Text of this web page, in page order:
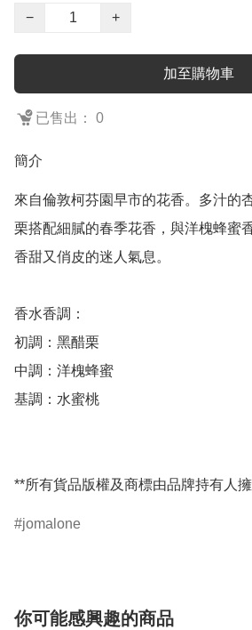
−
+
加至購物車
已售出： 0
簡介
來自倫敦柯芬園早市的花香。多汁的
栗搭配細膩的春季花香，與洋槐蜂蜜
香甜又俏皮的迷人氣息。
香水香調：
初調：黑醋栗
中調：洋槐蜂蜜
基調：水蜜桃
**所有貨品版權及商標由品牌持有人擁
jomalone
你可能感興趣的商品